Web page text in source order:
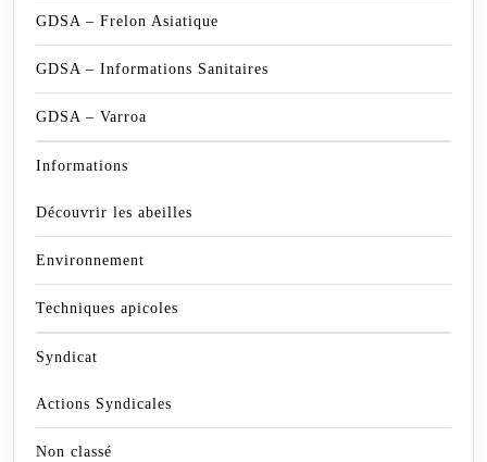
GDSA – Frelon Asiatique
GDSA – Informations Sanitaires
GDSA – Varroa
Informations
Découvrir les abeilles
Environnement
Techniques apicoles
Syndicat
Actions Syndicales
Non classé